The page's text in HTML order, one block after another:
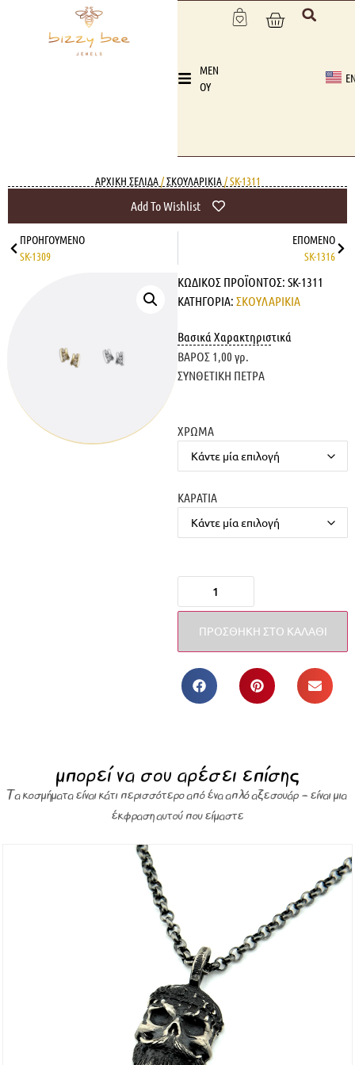
MEN
OY
ΑΡΧΙΚΉ ΣΕΛΊΔΑ/ΣΚΟΥΛΑΡΙΚΙΑ/ SK-1311
Add To Wishlist
ΠΡΟΗΓΟΎΜΕΝΟ
SK-1309
ΕΠΌΜΕΝΟ
SK-1316
ΚΩΔΙΚΌΣ ΠΡΟΪΌΝΤΟΣ: SK-1311
ΚΑΤΗΓΟΡΊΑ: ΣΚΟΥΛΑΡΙΚΙΑ
Βασικά Χαρακτηριστικά
ΒΑΡΟΣ 1,00 γρ.
ΣΥΝΘΕΤΙΚΗ ΠΕΤΡΑ
ΧΡΩΜΑ
ΚΑΡΑΤΙΑ
ΠΡΟΣΘΉΚΗ ΣΤΟ ΚΑΛΆΘΙ
μπορεί να σου αρέσει επίσης
Τα κοσμήματα είναι κάτι περισσότερο από ένα απλό αξεσουάρ – είναι μια
έκφραση αυτού που είμαστε